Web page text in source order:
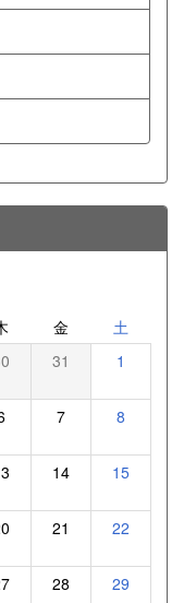
金 土
31 1
7 8
14 15
21 22
28 29